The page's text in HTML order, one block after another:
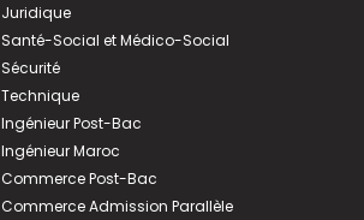
Juridique
Santé-Social et Médico-Social
Sécurité
Technique
Ingénieur Post-Bac
Ingénieur Maroc
Commerce Post-Bac
Commerce Admission Parallèle